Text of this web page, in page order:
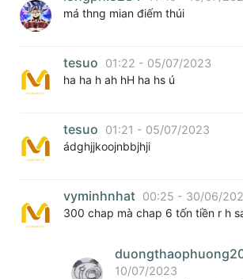
má thng mian điếm thúi
tesuo
01:22 - 05/07/2023
ha ha h ah hH ha hs ú
tesuo
01:21 - 05/07/2023
ádghjjkoojnbbjhji
vyminhnhat 00:25 - 30/06/
300 chap mà chap 6 tốn tiền r h
10/07/2023